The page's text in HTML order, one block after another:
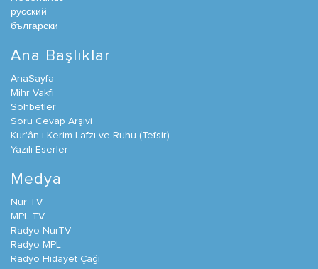
русский
български
Ana Başlıklar
AnaSayfa
Mihr Vakfı
Sohbetler
Soru Cevap Arşivi
Kur'ân-ı Kerim Lafzı ve Ruhu (Tefsir)
Yazılı Eserler
Medya
Nur TV
MPL TV
Radyo NurTV
Radyo MPL
Radyo Hidayet Çağı